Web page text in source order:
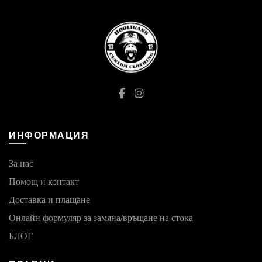
ИНФОРМАЦИЯ
За нас
Помощ и контакт
Доставка и плащане
Онлайн формуляр за замяна/връщане на стока
БЛОГ